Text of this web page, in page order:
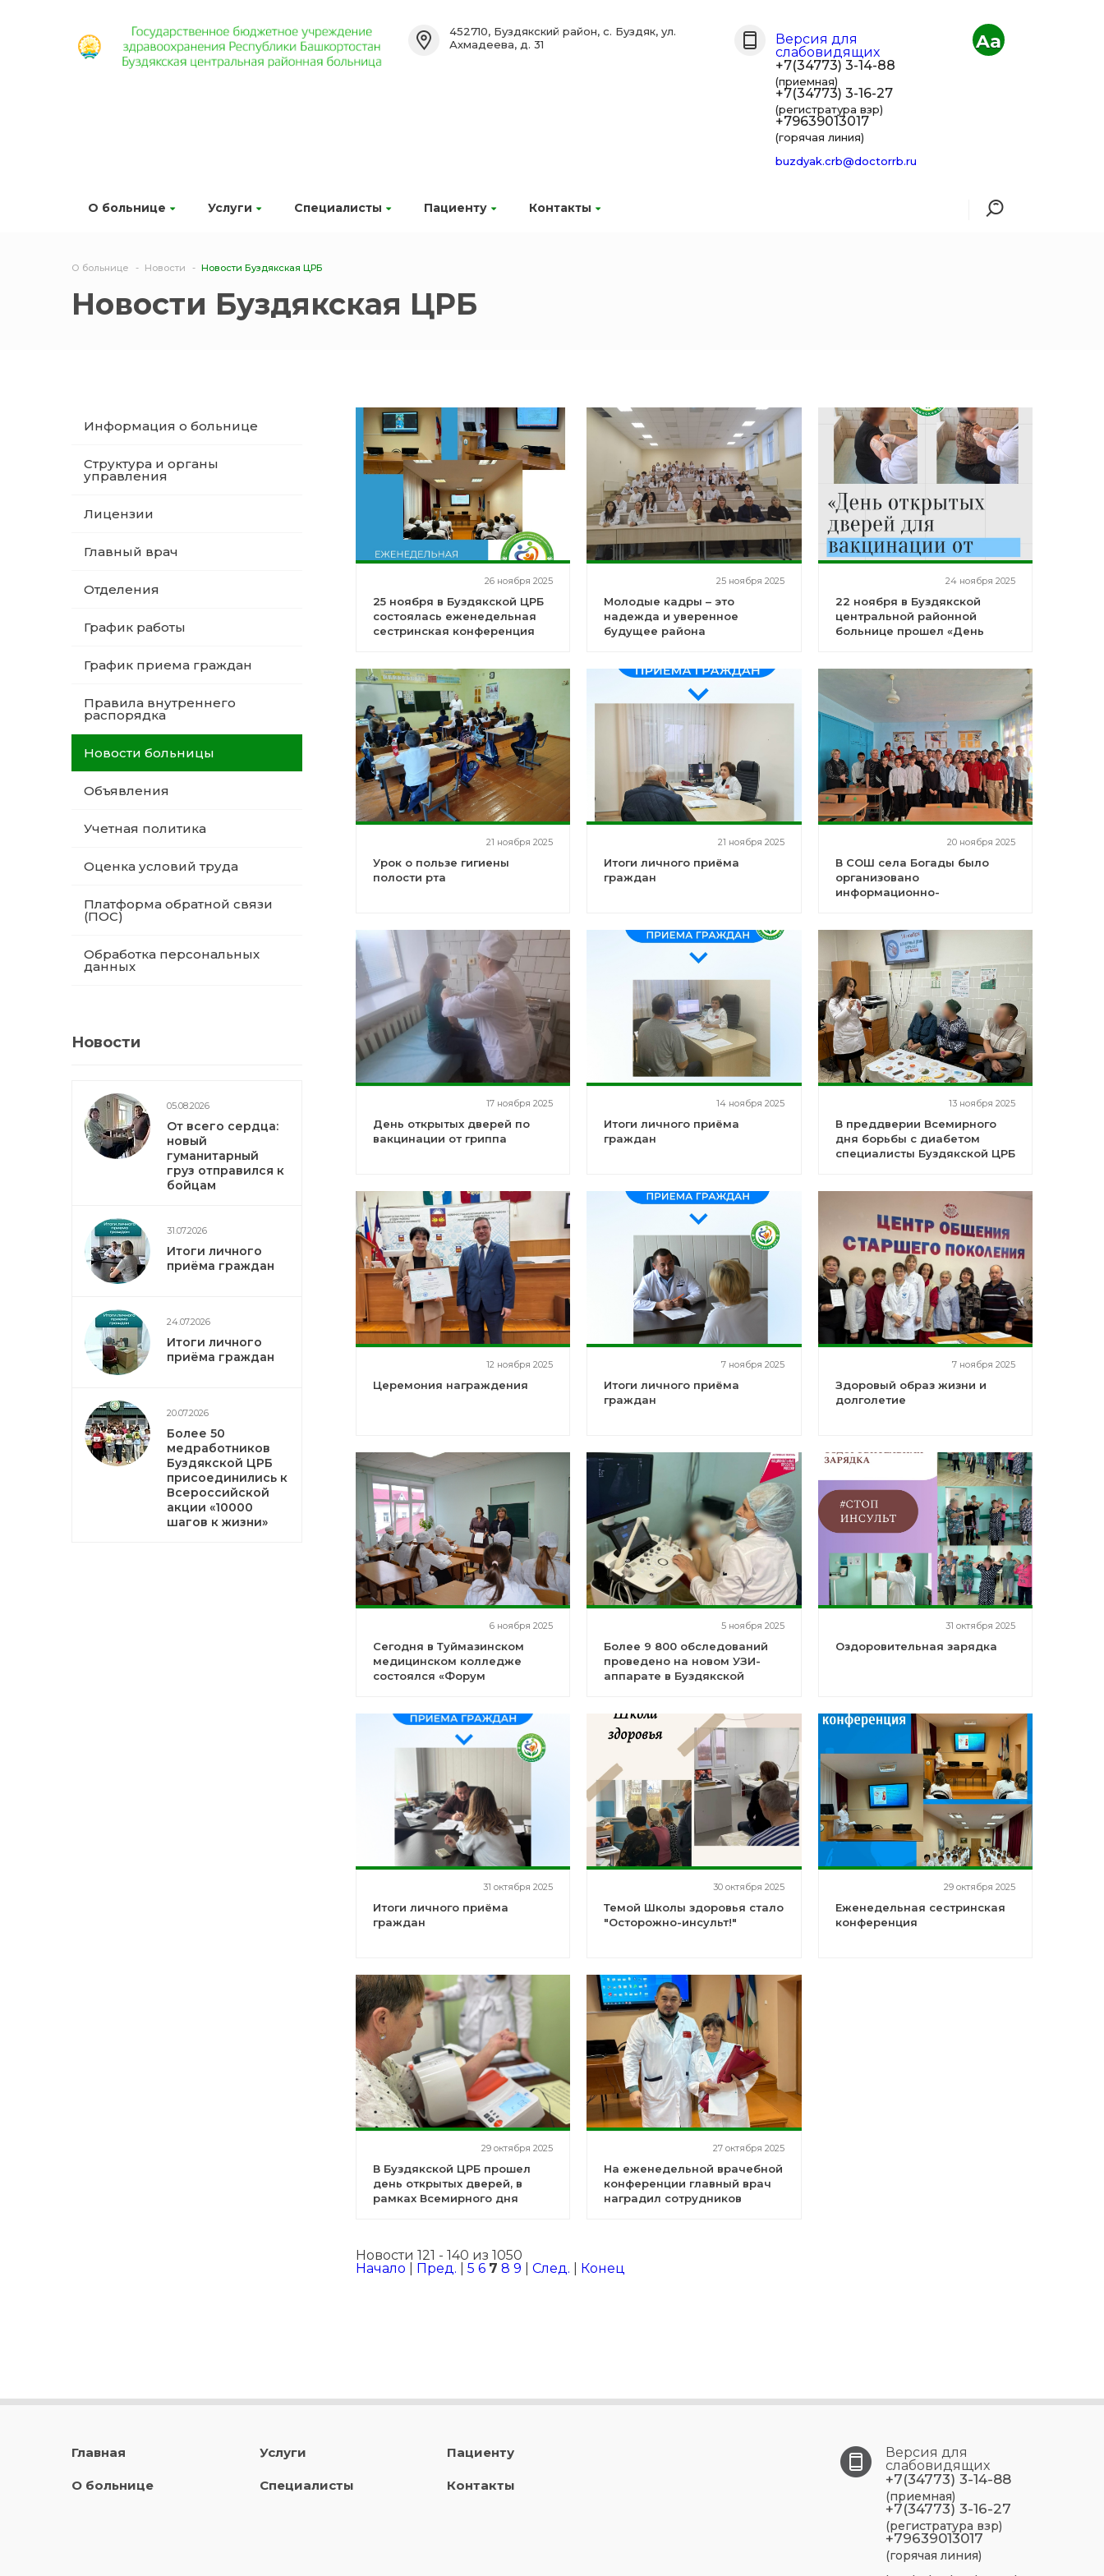
О больнице Услуги Специалисты Пациенту Контакты
452710, Буздякский район, с. Буздяк, ул.
Ахмадеева, д. 31
Версия для
слабовидящих
+7(34773) 3-14-88
(приемная)
+7(34773) 3-16-27
(регистратура взр)
+79639013017
(горячая линия)
buzdyak.crb@doctorrb.ru
Aa
О больнице Новости Новости Буздякская ЦРБ
Новости Буздякская ЦРБ
Информация о больнице
Структура и органы
управления
Лицензии
Главный врач
Отделения
График работы
График приема граждан
Правила внутреннего
распорядка
Новости больницы
Объявления
Учетная политика
Оценка условий труда
Платформа обратной связи
(ПОС)
Обработка персональных
данных
Новости
05.08.2026
От всего сердца:
новый
гуманитарный
груз отправился к
бойцам
31.07.2026
Итоги личного
приёма граждан
24.07.2026
Итоги личного
приёма граждан
20.07.2026
Более 50
медработников
Буздякской ЦРБ
присоединились к
Всероссийской
акции «10000
шагов к жизни»
26 ноября 2025
25 ноября в Буздякской ЦРБ
состоялась еженедельная
сестринская конференция
25 ноября 2025
Молодые кадры – это
надежда и уверенное
будущее района
24 ноября 2025
22 ноября в Буздякской
центральной районной
больнице прошел «День
21 ноября 2025
Урок о пользе гигиены
полости рта
21 ноября 2025
Итоги личного приёма
граждан
20 ноября 2025
В СОШ села Богады было
организовано
информационно-
обучающихся 5-9 классов
17 ноября 2025
День открытых дверей по
вакцинации от гриппа
14 ноября 2025
Итоги личного приёма
граждан
13 ноября 2025
В преддверии Всемирного
дня борьбы с диабетом
специалисты Буздякской ЦРБ
12 ноября 2025
Церемония награждения
7 ноября 2025
Итоги личного приёма
граждан
7 ноября 2025
Здоровый образ жизни и
долголетие
6 ноября 2025
Сегодня в Туймазинском
медицинском колледже
состоялся «Форум
5 ноября 2025
Более 9 800 обследований
проведено на новом УЗИ-
аппарате в Буздякской
31 октября 2025
Оздоровительная зарядка
31 октября 2025
Итоги личного приёма
граждан
30 октября 2025
Темой Школы здоровья стало
"Осторожно-инсульт!"
29 октября 2025
Еженедельная сестринская
конференция
29 октября 2025
В Буздякской ЦРБ прошел
день открытых дверей, в
рамках Всемирного дня
27 октября 2025
На еженедельной врачебной
конференции главный врач
наградил сотрудников
Новости 121 - 140 из 1050
Начало
Пред. 5 6 7 8 9 След. Конец
Главная
О больнице
Услуги
Специалисты
Пациенту
Контакты
Версия для
слабовидящих
+7(34773) 3-14-88
(приемная)
+7(34773) 3-16-27
(регистратура взр)
+79639013017
(горячая линия)